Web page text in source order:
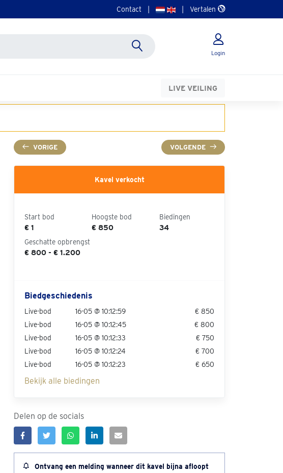
Contact Vertalen
Login
LIVE VEILING
VORIGE VOLGENDE
Kavel verkocht
Start bod
€ 1
Hoogste bod
€ 850
Biedingen
34
Geschatte opbrengst
€ 800 - € 1.200
Biedgeschiedenis
Live-bod 16-05 @ 10:12:59
€ 850
Live-bod
16-05 @ 10:12:45
€ 800
Live-bod
16-05 @ 10:12:33
€ 750
Live-bod
16-05 @ 10:12:24
€ 700
Live-bod
16-05 @ 10:12:23 € 650
Bekijk alle biedingen
Delen op de socials
Ontvang een melding wanneer dit kavel bijna afloopt